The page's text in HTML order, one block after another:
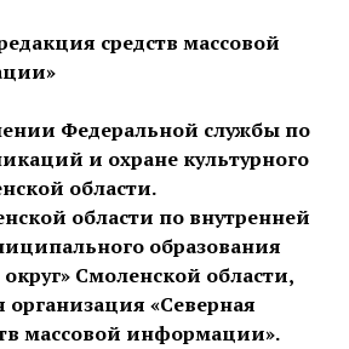
средств массовой
Федеральной службы по
и охране культурного
области.
области по внутренней
образования
Смоленской области,
«Северная
массовой информации».